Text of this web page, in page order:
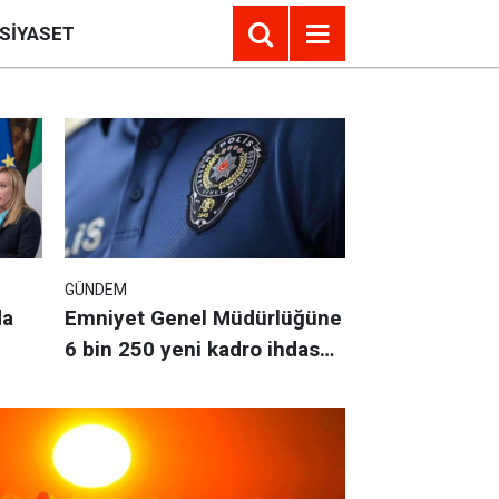
SIYASET
GÜNDEM
Emniyet Genel Müdürlüğüne
6 bin 250 yeni kadro ihdas